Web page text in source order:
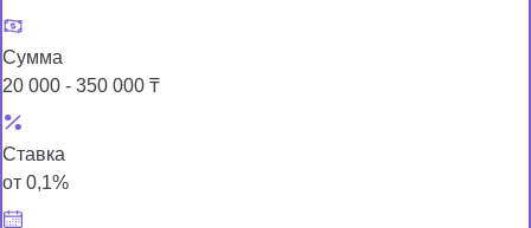
Сумма
20 000 - 350 000 ₸
Ставка
от 0,1%